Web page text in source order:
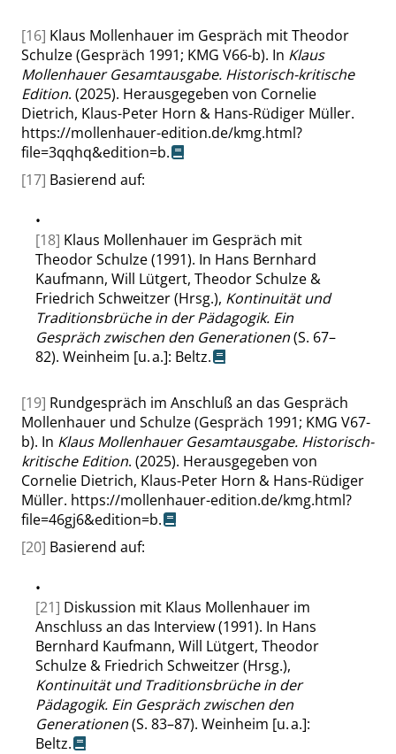
[16] Klaus Mollenhauer im Gespräch mit Theodor
Schulze (Gespräch 1991; KMG V66-b). In Klaus
Mollenhauer Gesamtausgabe. Historisch-kritische
Edition. (2025). Herausgegeben von Cornelie
Dietrich, Klaus-Peter Horn & Hans-Rüdiger Müller.
https://mollenhauer-edition.de/kmg.html?
file=3qqhq&edition=b.
[17] Basierend auf:
•
[18] Klaus Mollenhauer im Gespräch mit
Theodor Schulze (1991). In Hans Bernhard
Kaufmann, Will Lütgert, Theodor Schulze &
Friedrich Schweitzer (Hrsg.), Kontinuität und
Traditionsbrüche in der Pädagogik. Ein
Gespräch zwischen den Generationen(S. 67–
82). Weinheim [u. a.]: Beltz.
[19] Rundgespräch im Anschluß an das Gespräch
Mollenhauer und Schulze (Gespräch 1991; KMG V67-
b). In Klaus Mollenhauer Gesamtausgabe. Historisch-
kritische Edition. (2025). Herausgegeben von
Cornelie Dietrich, Klaus-Peter Horn & Hans-Rüdiger
Müller. https://mollenhauer-edition.de/kmg.html?
file=46gj6&edition=b.
[20] Basierend auf:
•
[21] Diskussion mit Klaus Mollenhauer im
Anschluss an das Interview (1991). In Hans
Bernhard Kaufmann, Will Lütgert, Theodor
Schulze & Friedrich Schweitzer (Hrsg.),
Kontinuität und Traditionsbrüche in der
Pädagogik. Ein Gespräch zwischen den
Generationen(S. 83–87). Weinheim [u. a.]:
Beltz.